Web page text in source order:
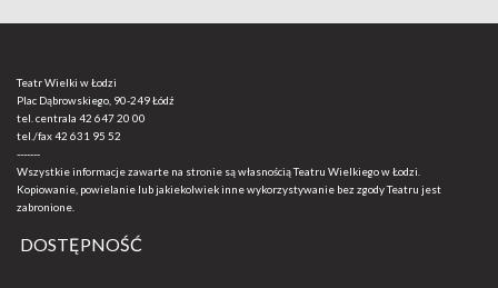
Teatr Wielki w Łodzi
Plac Dąbrowskiego, 90-249 Łódź
tel. centrala 42 647 20 00
tel./fax42 631 95 52
-------
Wszystkie informacje zawarte na stronie są własnością Teatru Wielkiego w Łodzi.
Kopiowanie, powielanie lub jakiekolwiek inne wykorzystywanie bez zgody Teatru jest
zabronione.
DOSTĘPNOŚĆ